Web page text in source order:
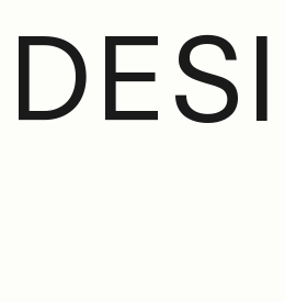
DESI